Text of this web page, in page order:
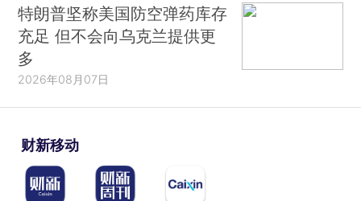
特朗普坚称美国防空弹药库存
充足 但不会向乌克兰提供更
多
2026年08月07日
财新移动